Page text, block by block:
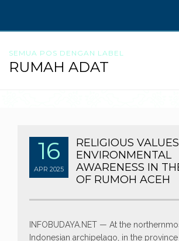
SEMUA POS DENGAN LABEL
RUMAH ADAT
16
APR 2025
RELIGIOUS
ENVIRONMENTAL
AWARENESS IN
OF RUMOH ACEH
INFOBUDAYA.NET — At the
Indonesian archipelago, in the